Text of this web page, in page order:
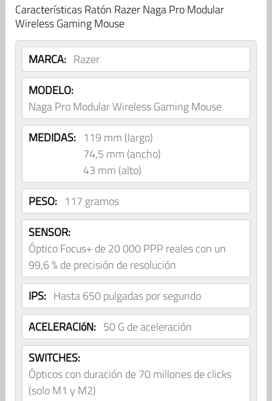
Características Ratón Razer Naga Pro Modular
Wireless Gaming Mouse
MARCA: Razer
MODELO:
Naga Pro Modular Wireless Gaming Mouse
MEDIDAS: 119 mm (largo)
74,5 mm (ancho)
43 mm (alto)
PESO: 117 gramos
SENSOR:
Óptico Focus+ de 20 000 PPP reales con un
99,6 % de precisión de resolución
IPS: Hasta 650 pulgadas por segundo
ACELERACIóN: 50 G de aceleración
SWITCHES:
Ópticos con duración de 70 millones de clicks
(solo M1 y M2)